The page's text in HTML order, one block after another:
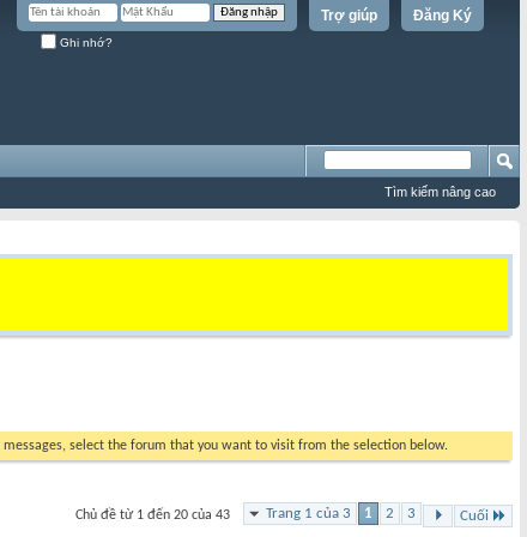
Đăng Ký
Trợ giúp
Ghi nhớ?
Tìm kiếm nâng cao
select the forum that you want to visit from the selection below.
Trang 1 của 3 1 2 3 Cuối
Chủ đề từ 1 đến 20 của 43